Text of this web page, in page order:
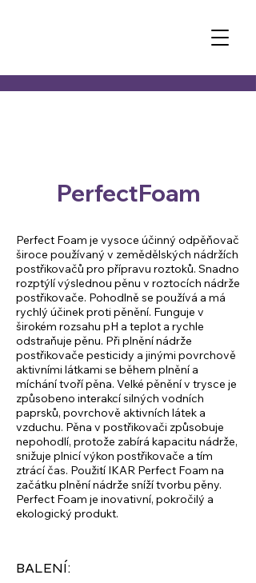
PerfectFoam
Perfect Foam je vysoce účinný odpěňovač
široce používaný v zemědělských nádržích
postřikovačů pro přípravu roztoků. Snadno
rozptýlí výslednou pěnu v roztocích nádrže
postřikovače. Pohodlně se používá a má
rychlý účinek proti pěnění. Funguje v
širokém rozsahu pH a teplot a rychle
odstraňuje pěnu. Při plnění nádrže
postřikovače pesticidy a jinými povrchově
aktivními látkami se během plnění a
míchání tvoří pěna. Velké pěnění v trysce je
způsobeno interakcí silných vodních
paprsků, povrchově aktivních látek a
vzduchu. Pěna v postřikovači způsobuje
nepohodlí, protože zabírá kapacitu nádrže,
snižuje plnicí výkon postřikovače a tím
ztrácí čas. Použití IKAR Perfect Foam na
začátku plnění nádrže sníží tvorbu pěny.
Perfect Foam je inovativní, pokročilý a
ekologický produkt.
BALENÍ: